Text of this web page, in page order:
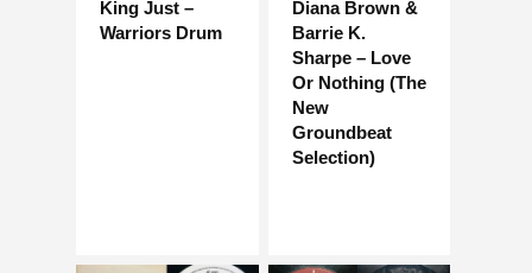
King Just –
Warriors Drum
Diana Brown &
Barrie K.
Sharpe – Love
Or Nothing (The
New
Groundbeat
Selection)